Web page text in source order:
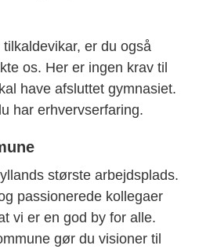
er du også
os. Her er ingen krav til
have afsluttet gymnasiet.
har erhvervserfaring.
største arbejdsplads.
passionerede kollegaer
vi er en god by for alle.
gør du visioner til